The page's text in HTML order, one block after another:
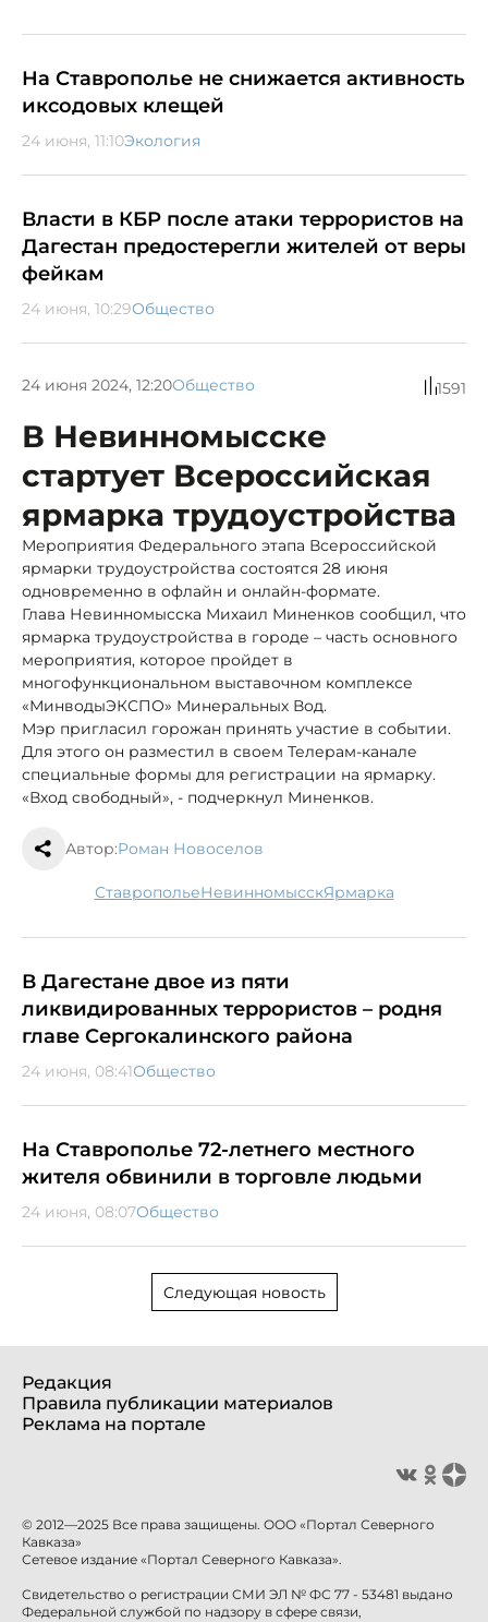
На Ставрополье не снижается активность
иксодовых клещей
24 июня, 11:10Экология
Власти в КБР после атаки террористов на
Дагестан предостерегли жителей от веры
фейкам
24 июня, 10:29Общество
24 июня 2024, 12:20Общество 1591
В Невинномысске
стартует Всероссийская
ярмарка трудоустройства
Мероприятия Федерального этапа Всероссийской
ярмарки трудоустройства состоятся 28 июня
одновременно в офлайн и онлайн-формате.
Глава Невинномысска Михаил Миненков сообщил, что
ярмарка трудоустройства в городе – часть основного
мероприятия, которое пройдет в
многофункциональном выставочном комплексе
«МинводыЭКСПО» Минеральных Вод.
Мэр пригласил горожан принять участие в событии.
Для этого он разместил в своем Телерам-канале
специальные формы для регистрации на ярмарку.
«Вход свободный», - подчеркнул Миненков.
Автор:Роман Новоселов
Ставрополье Невинномысск ярмарка
В Дагестане двое из пяти
ликвидированных террористов – родня
главе Сергокалинского района
24 июня, 08:41Общество
На Ставрополье 72-летнего местного
жителя обвинили в торговле людьми
24 июня, 08:07Общество
Следующая новость
Редакция
Правила публикации материалов
Реклама на портале
© 2012—2025 Все права защищены. ООО «Портал Северного
Кавказа»
Сетевое издание «Портал Северного Кавказа».
Свидетельство о регистрации СМИ ЭЛ № ФС 77 - 53481 выдано
Федеральной службой по надзору в сфере связи,